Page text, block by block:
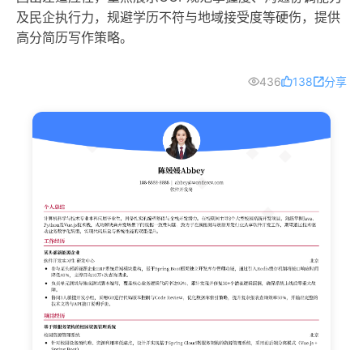
及民企执行力，规避学历不符与地域接受度等硬伤，提供
高分简历写作策略。
436 138 分享